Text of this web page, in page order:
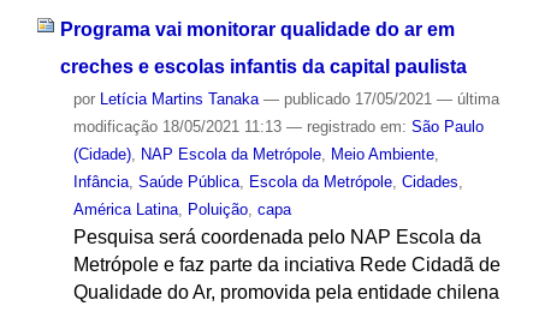
Programa vai monitorar qualidade do ar em
creches e escolas infantis da capital paulista
por Letícia Martins Tanaka — publicado17/05/2021 — última
modificação18/05/2021 11:13 — registrado em: São Paulo
(Cidade), NAP Escola da Metrópole, Meio Ambiente,
Infância, Saúde Pública, Escola da Metrópole, Cidades,
América Latina, Poluição, capa
Pesquisa será coordenada pelo NAP Escola da
Metrópole e faz parte da inciativa Rede Cidadã de
Qualidade do Ar, promovida pela entidade chilena